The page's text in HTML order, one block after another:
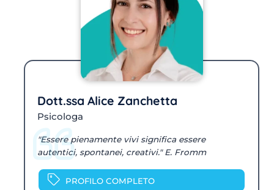
Dott.ssa Alice Zanchetta
Psicologa
"Essere pienamente vivi significa essere
autentici, spontanei, creativi." E. Fromm
PROFILO COMPLETO